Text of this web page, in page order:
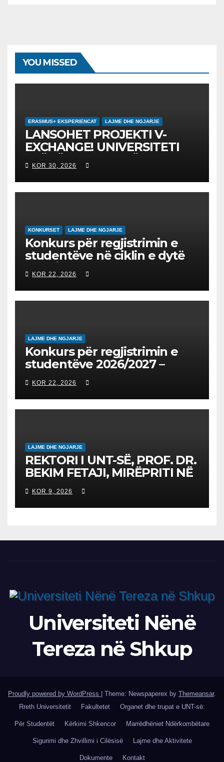
YOU MISSED
ERASMUS+ EKSPERIENCAT LAJME DHE NGJARJE
LANSOHET PROJEKTI V-
EXCHANGE! UNIVERSITETI
“NËNË TEREZA” NË SHKUP
UDHËHEQ NISMËN
NDËRKOMBËTARE PËR
EDUKIMIN DIGJITAL DHE
KOR 30, 2026
KONKURSET LAJME DHE NGJARJE
Konkurs për regjistrimin e
studentëve në ciklin e dytë
2026/2027 – Конкурс за
запишување на студенти
на втор циклус студии за
2026/2027
KOR 22, 2026
LAJME DHE NGJARJE
Konkurs për regjistrimin e
studentëve 2026/2027 –
Конкурс за запишување на
студенти за 2026/2027
KOR 22, 2026
LAJME DHE NGJARJE
REKTORI I UNT-SË, PROF. DR.
BEKIM FETAJI, MIRËPRITI NË
TAKIM ZYRTAR DREJTORIN E
SH.A MEPSO, DR. BURIM
LATIFIN
KOR 9, 2026
Universiteti Nënë
Tereza në Shkup
Proudly powered by WordPress Theme: Newspaperex by Themeansar.
Rreth Universitetit
Fakultetet Organet dhe trupat e UNT-së:
Për Studentët Kërkimi Shkencor Marrëdhëniet Ndërkombëtare
Sigurimi dhe Zhvillimi i Cilësisë Lajme dhe Aktivitete
Dokumente Kontakt